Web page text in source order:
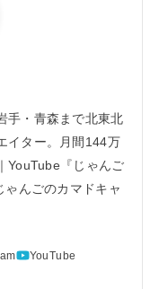
手・青森まで北東北
イター。月間144万
YouTube『じゃんご
んごのカマドキャ